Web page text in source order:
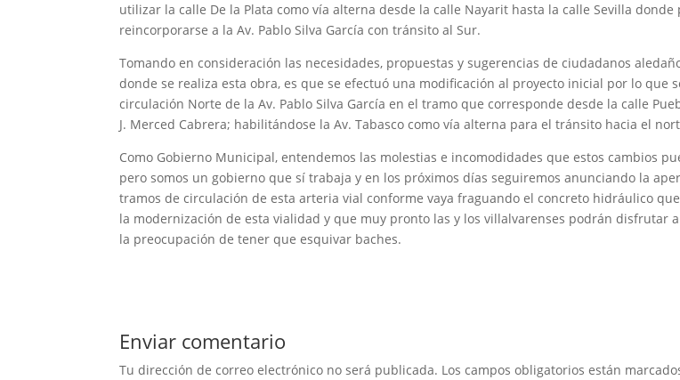
utilizar la calle De la Plata como vía alterna desde la calle Nayarit hasta la calle Sevilla donde
reincorporarse a la Av. Pablo Silva García con tránsito al Sur.
Tomando en consideración las necesidades, propuestas y sugerencias de ciudadanos
donde se realiza esta obra, es que se efectuó una modificación al proyecto inicial por lo que
circulación Norte de la Av. Pablo Silva García en el tramo que corresponde desde la calle
J. Merced Cabrera; habilitándose la Av. Tabasco como vía alterna para el tránsito hacia el
Como Gobierno Municipal, entendemos las molestias e incomodidades que estos cambios
pero somos un gobierno que sí trabaja y en los próximos días seguiremos anunciando la
tramos de circulación de esta arteria vial conforme vaya fraguando el concreto hidráulico
la modernización de esta vialidad y que muy pronto las y los villalvarenses podrán disfrutar
la preocupación de tener que esquivar baches.
Enviar comentario
Tu dirección de correo electrónico no será publicada. Los campos obligatorios están